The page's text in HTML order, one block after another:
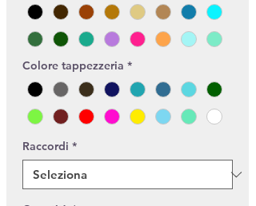
Colore tappezzeria *
Raccordi *